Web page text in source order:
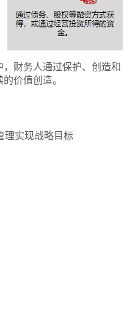
财务人通过保护、创造和
价值创造。
理实现战略目标